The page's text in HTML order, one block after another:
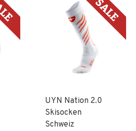
UYN Nation 2.0
Skisocken
Schweiz